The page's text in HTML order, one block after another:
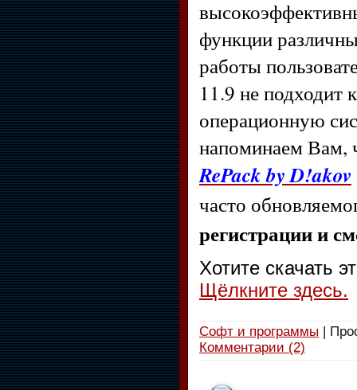
функции
работы
11.9 не
операционную
напоминаем Вам,
RePack by D!akov
часто
регистрации и
Хотите скачать
Щёлкните здесь.
Софт и программы |
Комментарии (2)